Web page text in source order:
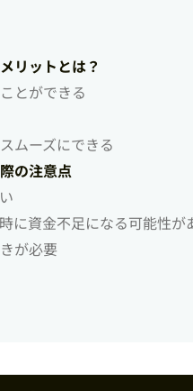
リットとは？
とができる
ムーズにできる
の注意点
に資金不足になる可能性が
が必要